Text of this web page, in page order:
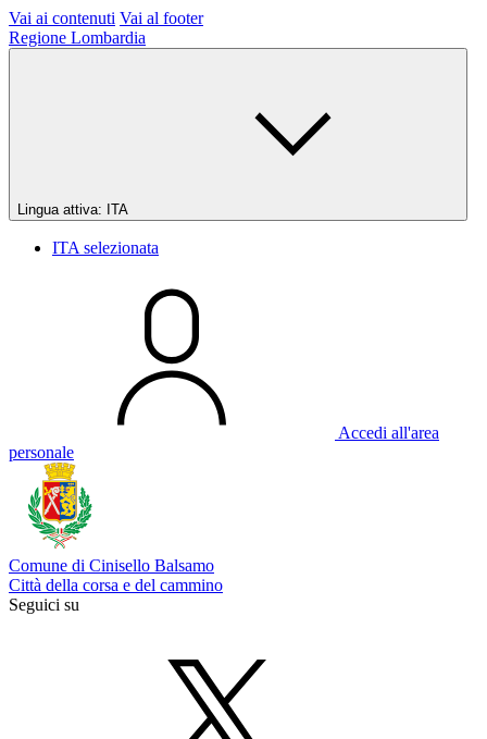
Vai ai contenuti Vai al footer
Regione Lombardia
Lingua attiva: ITA
ITA selezionata
Accedi all'area
personale
Comune di Cinisello Balsamo
Città della corsa e del cammino
Seguici su